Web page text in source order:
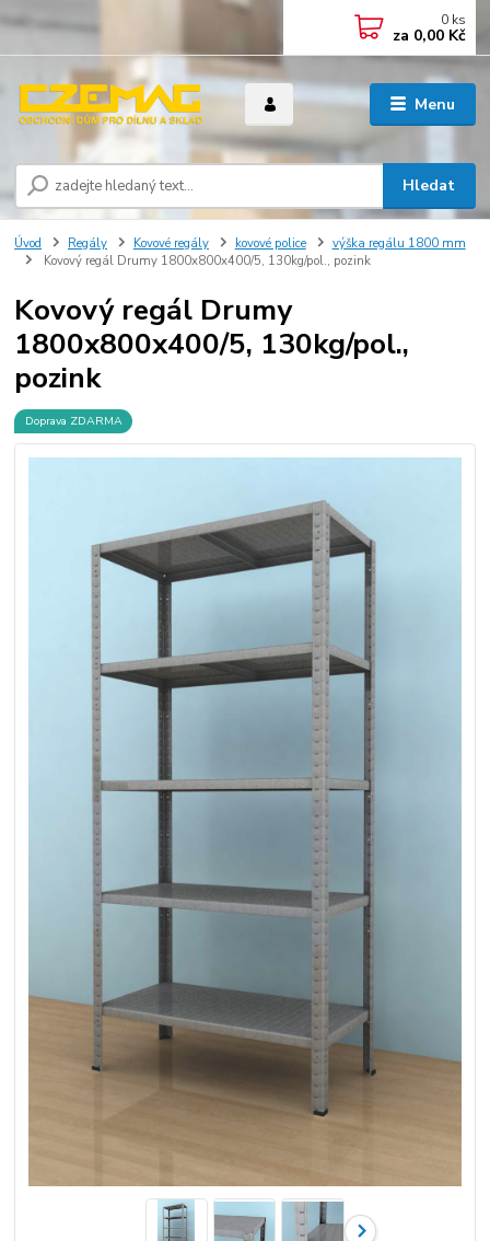
Menu
Hledat
0 ks
za 0,00 Kč
Úvod Regály Kovové regály kovové police
výška regálu 1800 mm
Kovový regál Drumy 1800x800x400/5, 130kg/pol., pozink
Kovový regál Drumy
1800x800x400/5, 130kg/pol.,
pozink
Doprava ZDARMA